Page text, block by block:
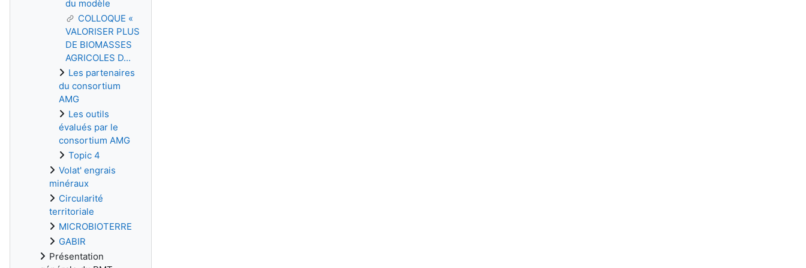
du modèle
COLLOQUE «
VALORISER PLUS
DE BIOMASSES
AGRICOLES D...
Les partenaires
du consortium
AMG
Les outils
évalués par le
consortium AMG
Topic 4
Volat' engrais
minéraux
Circularité
territoriale
MICROBIOTERRE
GABIR
Présentation